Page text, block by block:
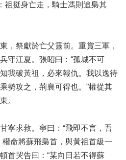
祖挺身亡走，騎士馮則追梟其
，祭獻於亡父靈前。重賞三軍，
守江夏。張昭曰：“孤城不可
我破黃祖，必來報仇。我以逸待
勢攻之，荊襄可得也。”權從其
。
寧求救。寧曰：“飛即不言，吾
權命將蘇飛梟首，與黃祖首級一
首哭告曰：“某向日若不得蘇